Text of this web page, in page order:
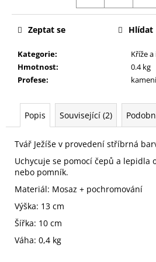
Kategorie:
Kříže
Hmotnost:
0.4 kg
Profese:
Zeptat se Hlídat
Popis Související (2)
Tvář Ježíše v provedení stříbrná
Uchycuje se pomocí čepů a lepidla
nebo pomník.
Materiál: Mosaz + pochromování
Výška: 13 cm
Šířka: 10 cm
Váha: 0,4 kg
j
e
m
e